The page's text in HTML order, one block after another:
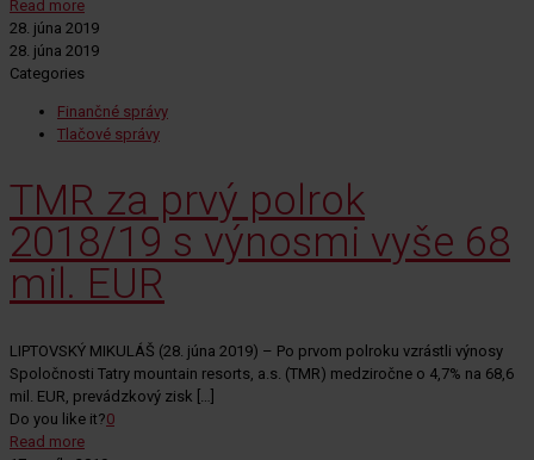
Read more
28. júna 2019
28. júna 2019
Categories
Finančné správy
Tlačové správy
TMR za prvý polrok
2018/19 s výnosmi vyše 68
mil. EUR
LIPTOVSKÝ MIKULÁŠ (28. júna 2019) – Po prvom polroku vzrástli výnosy
Spoločnosti Tatry mountain resorts, a.s. (TMR) medziročne o 4,7% na 68,6
mil. EUR, prevádzkový zisk […]
Do you like it?0
Read more